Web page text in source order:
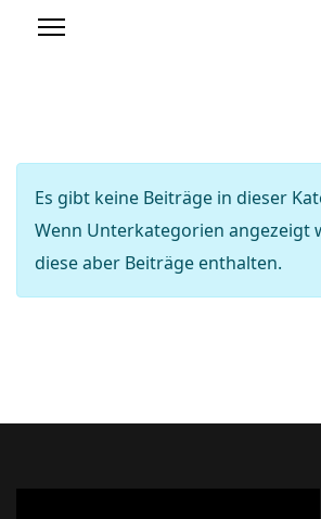
Information
Es gibt keine Beiträge in dieser
Wenn Unterkategorien angezeigt
diese aber Beiträge enthalten.